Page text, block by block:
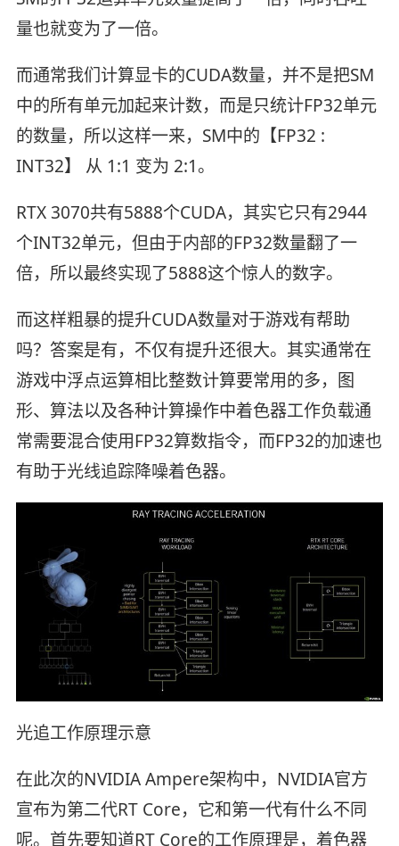
量也就变为了一倍。
而通常我们计算显卡的CUDA数量，并不是把SM
中的所有单元加起来计数，而是只统计FP32单元
的数量，所以这样一来，SM中的【FP32 :
INT32】 从 1:1 变为 2:1。
RTX 3070共有5888个CUDA，其实它只有2944
个INT32单元，但由于内部的FP32数量翻了一
倍，所以最终实现了5888这个惊人的数字。
而这样粗暴的提升CUDA数量对于游戏有帮助
吗？答案是有，不仅有提升还很大。其实通常在
游戏中浮点运算相比整数计算要常用的多，图
形、算法以及各种计算操作中着色器工作负载通
常需要混合使用FP32算数指令，而FP32的加速也
有助于光线追踪降噪着色器。
光追工作原理示意
在此次的NVIDIA Ampere架构中，NVIDIA官方
宣布为第二代RT Core，它和第一代有什么不同
呢。首先要知道RT Core的工作原理是，着色器